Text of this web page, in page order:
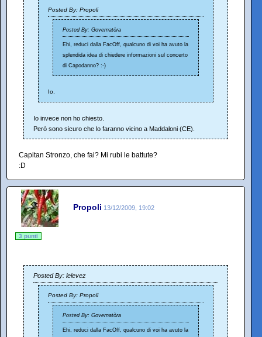
Posted By: Propoli
Posted By: Governatòra
Ehi, reduci dalla FacOff, qualcuno di voi ha avuto la
splendida idea di chiedere informazioni sul concerto
di Capodanno? :-)
Io.
Io invece non ho chiesto.
Però sono sicuro che lo faranno vicino a Maddaloni (CE).
Capitan Stronzo, che fai? Mi rubi le battute?
:D
Propoli 13/12/2009, 19:02
3 punti
Posted By: lelevez
Posted By: Propoli
Posted By: Governatòra
Ehi, reduci dalla FacOff, qualcuno di voi ha avuto la